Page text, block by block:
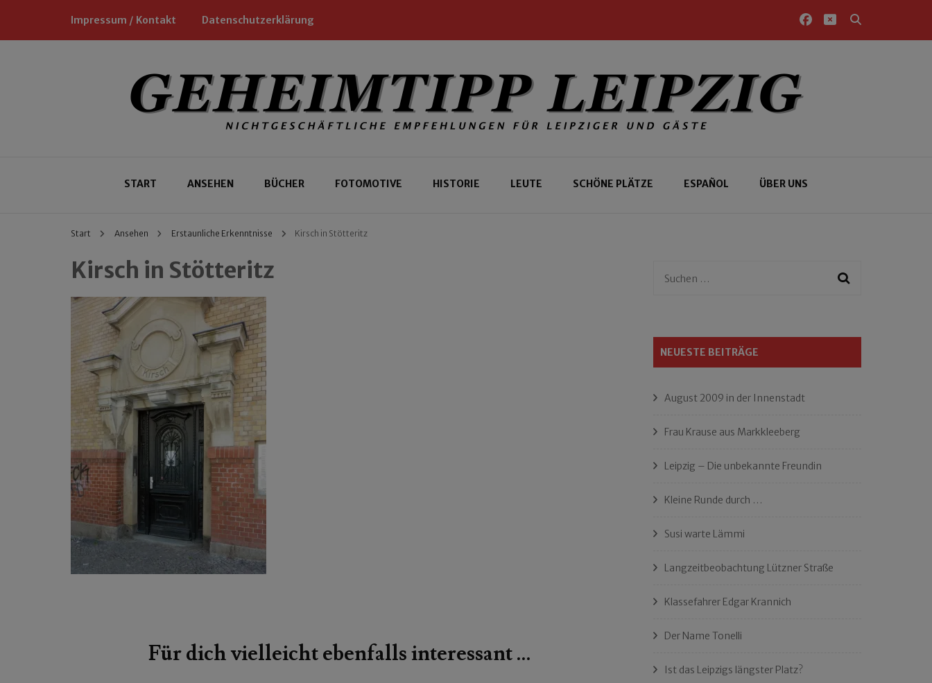
Impressum / Kontakt Datenschutzerklärung
Geheimtipp Leipzig
START ANSEHEN BÜCHER FOTOMOTIVE HISTORIE LEUTE SCHÖNE PLÄTZE ESPAÑOL ÜBER UNS
Start Ansehen Erstaunliche Erkenntnisse Kirsch in Stötteritz
Kirsch in Stötteritz
Für dich vielleicht ebenfalls interessant …
Suchen
NEUESTE BEITRÄGE
August 2009 in der Innenstadt
Frau Krause aus Markkleeberg
Leipzig – Die unbekannte Freundin
Kleine Runde durch …
Susi warte Lämmi
Langzeitbeobachtung Lützner Straße
Klassefahrer Edgar Krannich
Der Name Tonelli
Ist das Leipzigs längster Platz?